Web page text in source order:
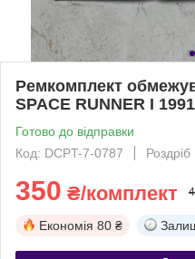
Ремкомплект
SPACE RUNNER I
Готово до відправки
Код: DCPT-7-0787
Роздріб
350 ₴/комплект
Економія 80 ₴